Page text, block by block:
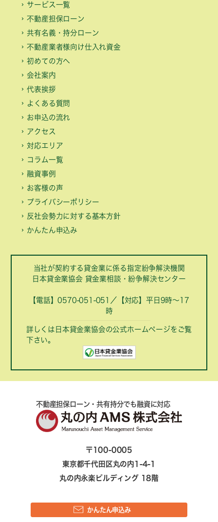
サービス一覧
不動産担保ローン
共有名義・持分ローン
不動産業者様向け仕入れ資金
初めての方へ
会社案内
代表挨拶
よくある質問
お申込の流れ
アクセス
対応エリア
コラム一覧
融資事例
お客様の声
プライバシーポリシー
反社会勢力に対する基本方針
かんたん申込み
当社が契約する貸金業に係る指定紛争解決機関
日本貸金業協会 貸金業相談・紛争解決センター
【電話】0570-051-051／【対応】平日9時～17
時
詳しくは日本貸金業協会の公式ホームページをご覧
下さい。
不動産担保ローン・共有持分でも融資に対応
〒100-0005
東京都千代田区丸の内1-4-1
丸の内永楽ビルディング 18階
かんたん申込み